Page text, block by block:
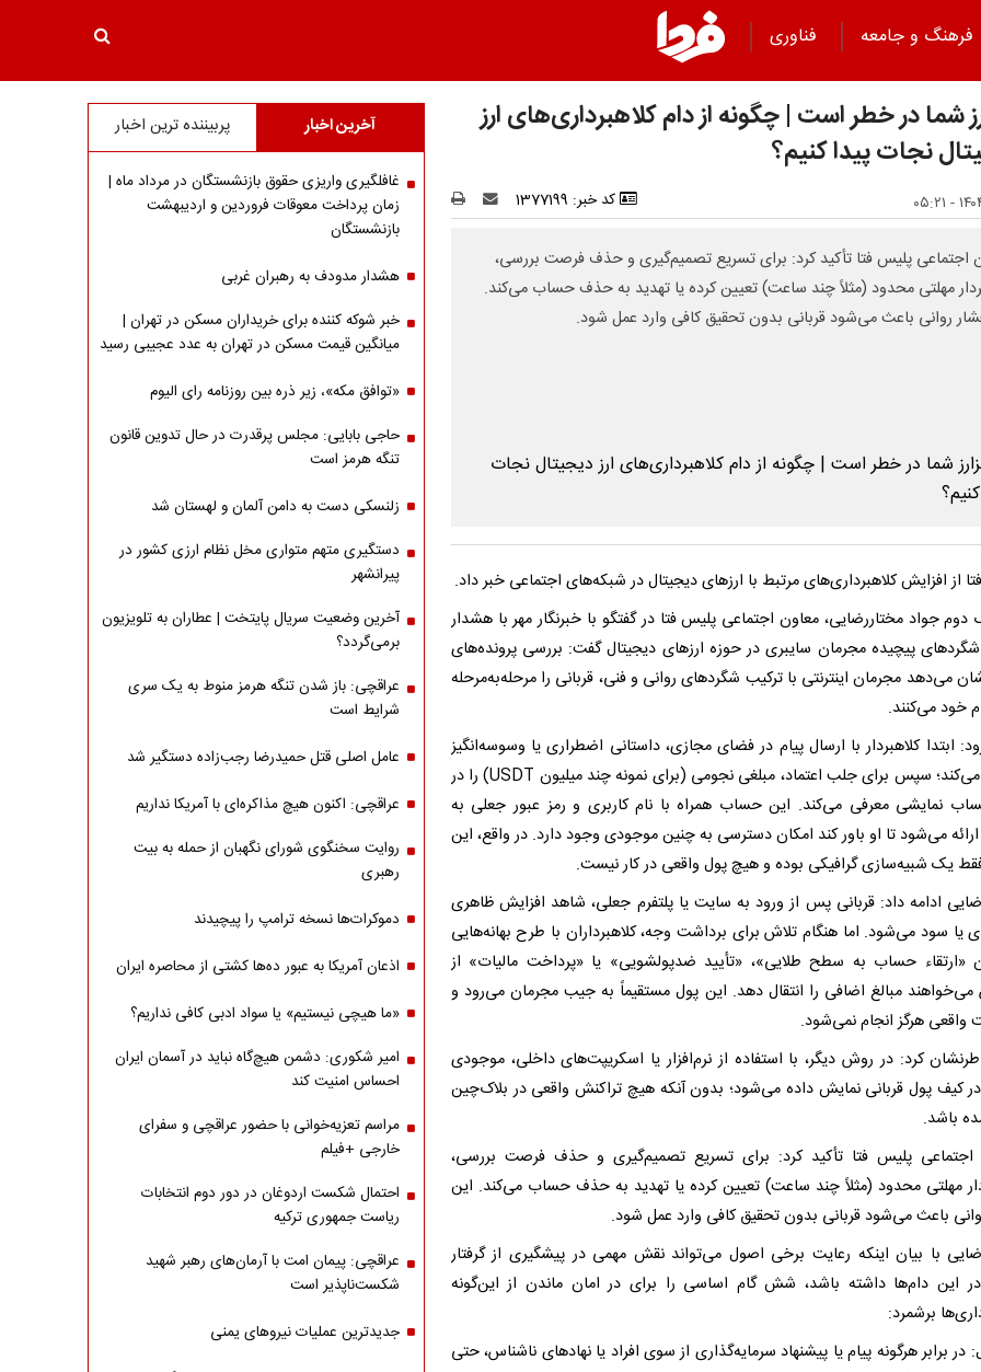
فرهنگ و جامعه فناوری
شما در خطر است | چگونه از دام کلاهبرداری‌های ارز
نجات پیدا کنیم؟
کد خبر: 1377199
اجتماعی پلیس فتا تأکید کرد: برای تسریع تصمیم‌گیری و حذف فرصت بررسی،
مهلتی محدود (مثلاً چند ساعت) تعیین کرده یا تهدید به حذف حساب می‌کند.
روانی باعث می‌شود قربانی بدون تحقیق کافی وارد عمل شود.
از افزایش کلاهبرداری‌های مرتبط با ارزهای دیجیتال در شبکه‌های اجتماعی خبر داد.
جواد مختاررضایی، معاون اجتماعی پلیس فتا در گفتگو با خبرنگار مهر با هشدار
شگردهای پیچیده مجرمان سایبری در حوزه ارزهای دیجیتال گفت: بررسی پرونده‌های
می‌دهد مجرمان اینترنتی با ترکیب شگردهای روانی و فنی، قربانی را مرحله‌به‌مرحله
خود می‌کنند.
ابتدا کلاهبردار با ارسال پیام در فضای مجازی، داستانی اضطراری یا وسوسه‌انگیز
مطرح می‌کند؛ سپس برای جلب اعتماد، مبلغی نجومی (برای نمونه چند میلیون USDT) را در
نمایشی معرفی می‌کند. این حساب همراه با نام کاربری و رمز عبور جعلی به
ارائه می‌شود تا او باور کند امکان دسترسی به چنین موجودی وجود دارد. در واقع، این
یک شبیه‌سازی گرافیکی بوده و هیچ پول واقعی در کار نیست.
ادامه داد: قربانی پس از ورود به سایت یا پلتفرم جعلی، شاهد افزایش ظاهری
یا سود می‌شود. اما هنگام تلاش برای برداشت وجه، کلاهبرداران با طرح بهانه‌هایی
«ارتقاء حساب به سطح طلایی»، «تأیید ضدپولشویی» یا «پرداخت مالیات» از
مبالغ اضافی را انتقال دهد. این پول مستقیماً به جیب مجرمان می‌رود و
واقعی هرگز انجام نمی‌شود.
کرد: در روش دیگر، با استفاده از نرم‌افزار یا اسکریپت‌های داخلی، موجودی
کیف پول قربانی نمایش داده می‌شود؛ بدون آنکه هیچ تراکنش واقعی در بلاک‌چین
باشد.
اجتماعی پلیس فتا تأکید کرد: برای تسریع تصمیم‌گیری و حذف فرصت بررسی،
مهلتی محدود (مثلاً چند ساعت) تعیین کرده یا تهدید به حذف حساب می‌کند. این
باعث می‌شود قربانی بدون تحقیق کافی وارد عمل شود.
با بیان اینکه رعایت برخی اصول می‌تواند نقش مهمی در پیشگیری از گرفتار
این دام‌ها داشته باشد، شش گام اساسی را برای در امان ماندن از این‌گونه
برشمرد:
در برابر هرگونه پیام یا پیشنهاد سرمایه‌گذاری از سوی افراد یا نهادهای ناشناس، حتی
آخرین اخبار پربیننده ترین اخبار
غافلگیری واریزی حقوق بازنشستگان در مرداد ماه |
زمان پرداخت معوقات فروردین و اردیبهشت
بازنشستگان
هشدار مدودف به رهبران غربی
خبر شوکه کننده برای خریداران مسکن در تهران |
میانگین قیمت مسکن در تهران به عدد عجیبی رسید
«توافق مکه»، زیر ذره بین روزنامه رای الیوم
حاجی بابایی: مجلس پرقدرت در حال تدوین قانون
تنگه هرمز است
زلنسکی دست به دامن آلمان و لهستان شد
دستگیری متهم متواری مخل نظام ارزی کشور در
پیرانشهر
آخرین وضعیت سریال پایتخت | عطاران به تلویزیون
برمی‌گردد؟
عراقچی: باز شدن تنگه هرمز منوط به یک سری
شرایط است
عامل اصلی قتل حمیدرضا رجب‌زاده دستگیر شد
عراقچی: اکنون هیچ مذاکره‌ای با آمریکا نداریم
روایت سخنگوی شورای نگهبان از حمله به بیت
رهبری
دموکرات‌ها نسخه ترامپ را پیچیدند
اذعان آمریکا به عبور ده‌ها کشتی از محاصره ایران
«ما هیچی نیستیم» یا سواد ادبی کافی نداریم؟
امیر شکوری: دشمن هیچ‌گاه نباید در آسمان ایران
احساس امنیت کند
مراسم تعزیه‌خوانی با حضور عراقچی و سفرای
خارجی +فیلم
احتمال شکست اردوغان در دور دوم انتخابات
ریاست جمهوری ترکیه
عراقچی: پیمان امت با آرمان‌های رهبر شهید
شکست‌ناپذیر است
جدیدترین عملیات نیروهای یمنی